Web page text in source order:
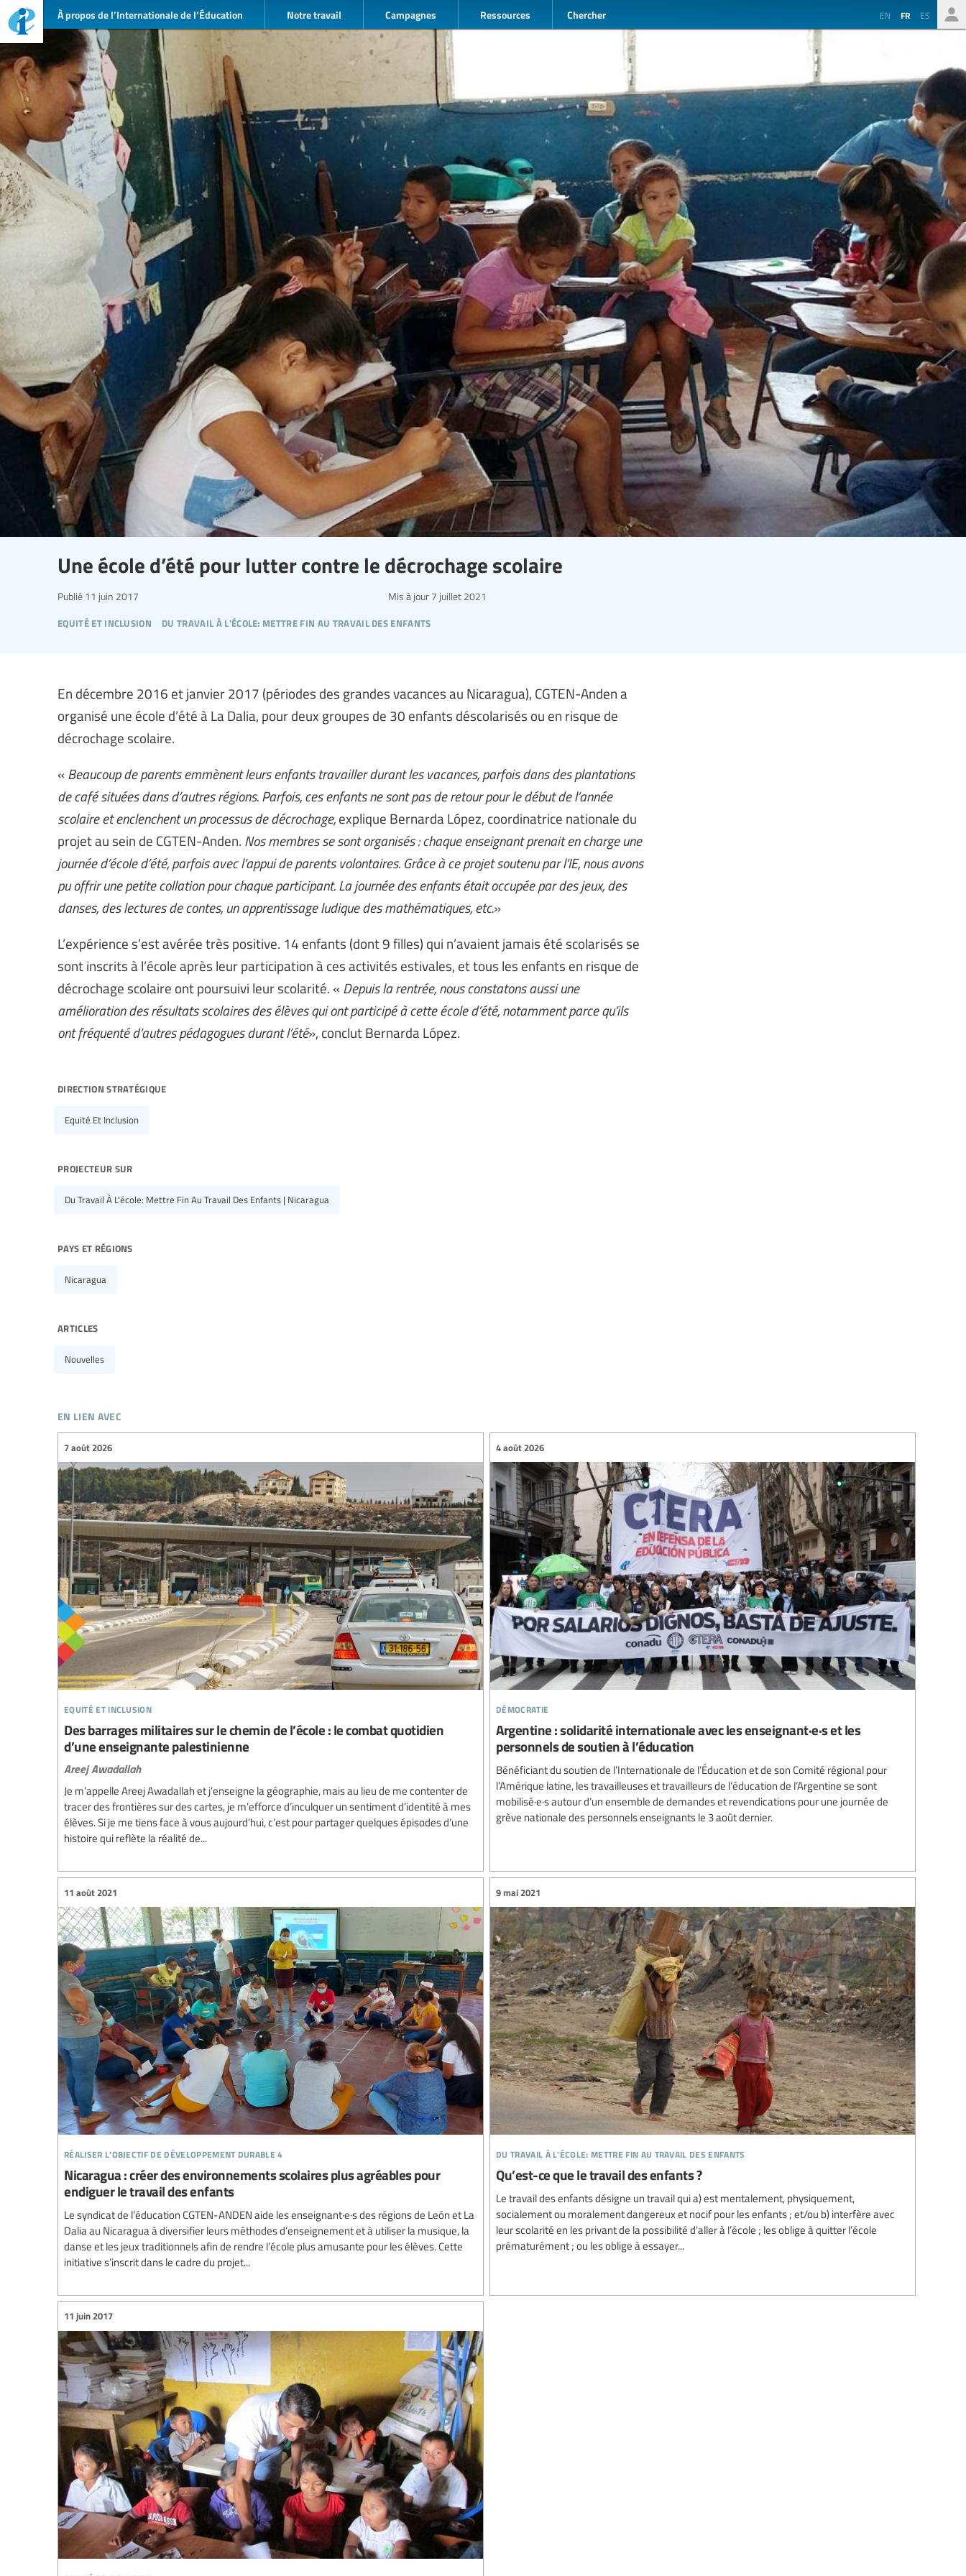
À propos de l’Internationale de l’Éducation Notre travail Campagnes Ressources Chercher EN FR ES
Une école d’été pour lutter contre le décrochage scolaire
equité et inclusion du travail à l'école: mettre fin au travail des enfants
Publié 11 juin 2017 Mis à jour 7 juillet 2021
En décembre 2016 et janvier 2017 (périodes des grandes vacances au Nicaragua), CGTEN-Anden a
organisé une école d’été à La Dalia, pour deux groupes de 30 enfants déscolarisés ou en risque de
décrochage scolaire.
« Beaucoup de parents emmènent leurs enfants travailler durant les vacances, parfois dans des plantations
de café situées dans d’autres régions. Parfois, ces enfants ne sont pas de retour pour le début de l’année
scolaire et enclenchent un processus de décrochage,explique Bernarda López, coordinatrice nationale du
projet au sein de CGTEN-Anden. Nos membres se sont organisés : chaque enseignant prenait en charge une
journée d’école d’été, parfois avec l’appui de parents volontaires. Grâce à ce projet soutenu par l’IE, nous avons
pu offrir une petite collation pour chaque participant. La journée des enfants était occupée par des jeux, des
danses, des lectures de contes, un apprentissage ludique des mathématiques, etc.»
L’expérience s’est avérée très positive. 14 enfants (dont 9 filles) qui n’avaient jamais été scolarisés se
sont inscrits à l’école après leur participation à ces activités estivales, et tous les enfants en risque de
décrochage scolaire ont poursuivi leur scolarité. « Depuis la rentrée, nous constatons aussi une
amélioration des résultats scolaires des élèves qui ont participé à cette école d’été, notamment parce qu’ils
ont fréquenté d’autres pédagogues durant l’été», conclut Bernarda López.
direction stratégique
Equité Et Inclusion
projecteur sur
Du Travail À L'école: Mettre Fin Au Travail Des Enfants | Nicaragua
pays et régions
Nicaragua
articles
Nouvelles
en lien avec
equité et inclusion
7 août 2026
Des barrages militaires sur le chemin de l’école : le combat quotidien
d’une enseignante palestinienne
Areej Awadallah
Je m’appelle Areej Awadallah et j’enseigne la géographie, mais au lieu de me contenter de
tracer des frontières sur des cartes, je m’efforce d’inculquer un sentiment d’identité à mes
élèves. Si je me tiens face à vous aujourd’hui, c’est pour partager quelques épisodes d’une
histoire qui reflète la réalité de...
démocratie
4 août 2026
Argentine : solidarité internationale avec les enseignant·e·s et les
personnels de soutien à l’éducation
Bénéficiant du soutien de l’Internationale de l’Éducation et de son Comité régional pour
l’Amérique latine, les travailleuses et travailleurs de l’éducation de l’Argentine se sont
mobilisé·e·s autour d’un ensemble de demandes et revendications pour une journée de
grève nationale des personnels enseignants le 3 août dernier.
réaliser l’objectif de développement durable 4
11 août 2021
Nicaragua : créer des environnements scolaires plus agréables pour
endiguer le travail des enfants
Le syndicat de l’éducation CGTEN-ANDEN aide les enseignant·e·s des régions de León et La
Dalia au Nicaragua à diversifier leurs méthodes d’enseignement et à utiliser la musique, la
danse et les jeux traditionnels afin de rendre l’école plus amusante pour les élèves. Cette
initiative s’inscrit dans le cadre du projet...
du travail à l'école: mettre fin au travail des enfants
9 mai 2021
Qu’est-ce que le travail des enfants ?
Le travail des enfants désigne un travail qui a) est mentalement, physiquement,
socialement ou moralement dangereux et nocif pour les enfants ; et/ou b) interfère avec
leur scolarité en les privant de la possibilité d’aller à l’école ; les oblige à quitter l’école
prématurément ; ou les oblige à essayer...
11 juin 2017